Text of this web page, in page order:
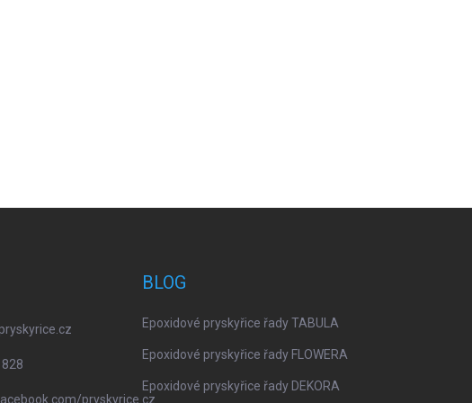
pryskyrice.cz
pryskyrice.cz
BLOG
Epoxidové pryskyřice řady TABULA
Epoxidové pryskyřice řady FLOWERA
Epoxidové pryskyřice řady DEKORA